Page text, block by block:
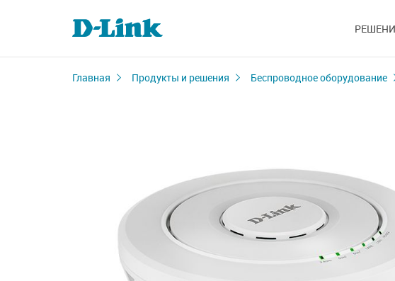
Главная Продукты и решения Беспроводное оборудование